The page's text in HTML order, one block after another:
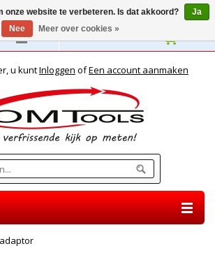
u kuntInloggen ofEen account aanmaken
onze website te verbeteren. Is dat akkoord?
Ja
Nee
Meer over cookies »